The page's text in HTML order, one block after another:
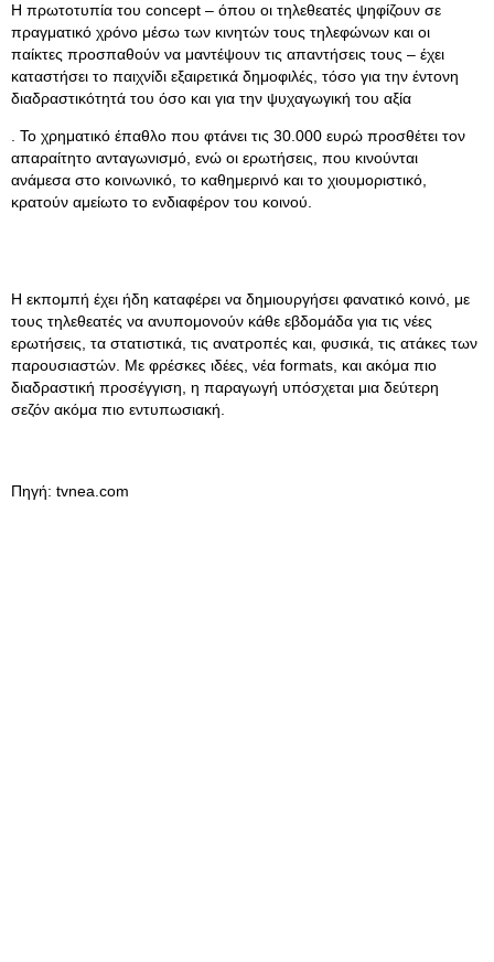
Η πρωτοτυπία του concept – όπου οι τηλεθεατές ψηφίζουν σε
πραγματικό χρόνο μέσω των κινητών τους τηλεφώνων και οι
παίκτες προσπαθούν να μαντέψουν τις απαντήσεις τους – έχει
καταστήσει το παιχνίδι εξαιρετικά δημοφιλές, τόσο για την έντονη
διαδραστικότητά του όσο και για την ψυχαγωγική του αξία
. Το χρηματικό έπαθλο που φτάνει τις 30.000 ευρώ προσθέτει τον
απαραίτητο ανταγωνισμό, ενώ οι ερωτήσεις, που κινούνται
ανάμεσα στο κοινωνικό, το καθημερινό και το χιουμοριστικό,
κρατούν αμείωτο το ενδιαφέρον του κοινού.
Η εκπομπή έχει ήδη καταφέρει να δημιουργήσει φανατικό κοινό, με
τους τηλεθεατές να ανυπομονούν κάθε εβδομάδα για τις νέες
ερωτήσεις, τα στατιστικά, τις ανατροπές και, φυσικά, τις ατάκες των
παρουσιαστών. Με φρέσκες ιδέες, νέα formats, και ακόμα πιο
διαδραστική προσέγγιση, η παραγωγή υπόσχεται μια δεύτερη
σεζόν ακόμα πιο εντυπωσιακή.
Πηγή: tvnea.com